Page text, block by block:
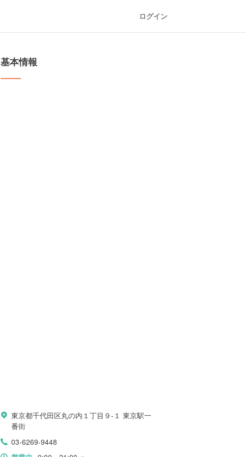
ログイン
基本情報
東京都千代田区丸の内１丁目９-１ 東京駅一
番街
03-6269-9448